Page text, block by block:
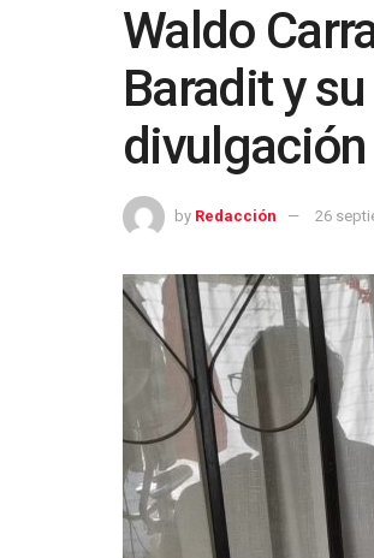
Waldo
Baradit y
by Redacción 26